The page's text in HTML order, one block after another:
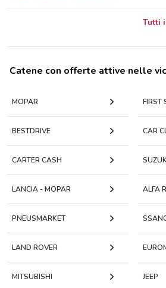
Tutti
Catene con offerte attive nelle
MOPAR FIRST
BESTDRIVE CAR
CARTER CASH
LANCIA - MOPAR ALFA
PNEUSMARKET
LAND ROVER
MITSUBISHI JEEP